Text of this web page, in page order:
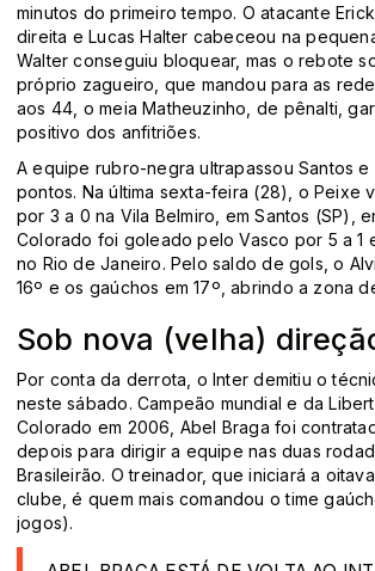
minutos do primeiro tempo. O atacante
direita e Lucas Halter cabeceou na
Walter conseguiu bloquear, mas o rebote
próprio zagueiro, que mandou para as
aos 44, o meia Matheuzinho, de pênalti,
positivo dos anfitriões.
A equipe rubro-negra ultrapassou Santos e
pontos. Na última sexta-feira (28), o Peixe
por 3 a 0 na Vila Belmiro, em Santos (SP),
Colorado foi goleado pelo Vasco por 5 a 1
no Rio de Janeiro. Pelo saldo de gols, o
16º e os gaúchos em 17º, abrindo a zona
Sob nova (velha)
Por conta da derrota, o Inter demitiu o
neste sábado. Campeão mundial e da
Colorado em 2006, Abel Braga foi
depois para dirigir a equipe nas duas
Brasileirão. O treinador, que iniciará a
clube, é quem mais comandou o time
jogos).